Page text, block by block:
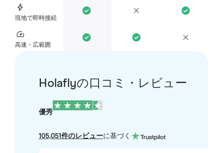
現地で即時接続
高速・広範囲
Holaflyの口コミ・レビュー
優秀
105,051件のレビューに基づく